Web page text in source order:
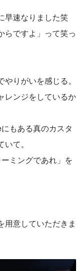
早速なりました笑
らですよ」って笑っ
りがいを感じる。
レンジをしているか
もある真のカスタ
て。
ミングであれ」を
用意していただきま